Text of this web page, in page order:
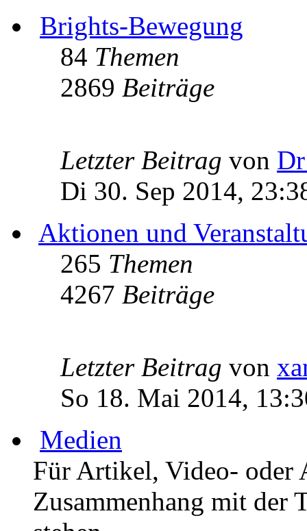
Brights-Bewegung
84 Themen
2869 Beiträge
Letzter Beitrag von
Di 30. Sep 2014,
Aktionen und
265 Themen
4267 Beiträge
Letzter Beitrag von
So 18. Mai 2014,
Medien
Für Artikel, Video- oder
Zusammenhang mit der